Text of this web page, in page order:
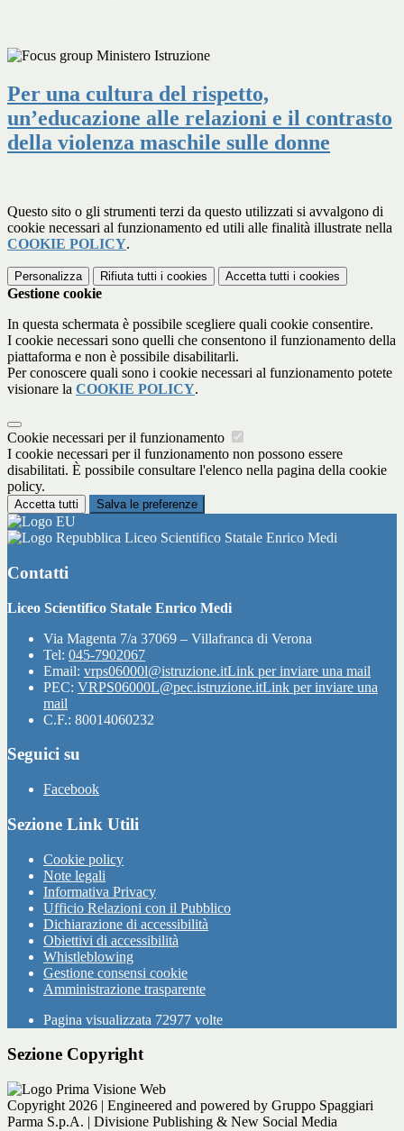
Per una cultura del rispetto,
un’educazione alle relazioni e il contrasto
della violenza maschile sulle donne
Questo sito o gli strumenti terzi da questo utilizzati si avvalgono di
cookie necessari al funzionamento ed utili alle finalità illustrate nella
COOKIE POLICY.
Personalizza Rifiuta tutti i cookies Accetta tutti i cookies
Gestione cookie
In questa schermata è possibile scegliere quali cookie consentire.
I cookie necessari sono quelli che consentono il funzionamento della
piattaforma e non è possibile disabilitarli.
Per conoscere quali sono i cookie necessari al funzionamento potete
visionare la COOKIE POLICY.
Cookie necessari per il funzionamento
I cookie necessari per il funzionamento non possono essere
disabilitati. È possibile consultare l'elenco nella pagina della cookie
policy.
Accetta tutti Salva le preferenze
Liceo Scientifico Statale Enrico Medi
Contatti
Liceo Scientifico Statale Enrico Medi
Via Magenta 7/a 37069 – Villafranca di Verona
Tel: 045-7902067
Email: vrps06000l@istruzione.itLink per inviare una mail
PEC: VRPS06000L@pec.istruzione.itLink per inviare una
mail
C.F.: 80014060232
Seguici su
Facebook
Sezione Link Utili
Cookie policy
Note legali
Informativa Privacy
Ufficio Relazioni con il Pubblico
Dichiarazione di accessibilità
Obiettivi di accessibilità
Whistleblowing
Gestione consensi cookie
Amministrazione trasparente
Pagina visualizzata 72977 volte
Sezione Copyright
Copyright 2026 | Engineered and powered by Gruppo Spaggiari
Parma S.p.A. | Divisione Publishing & New Social Media